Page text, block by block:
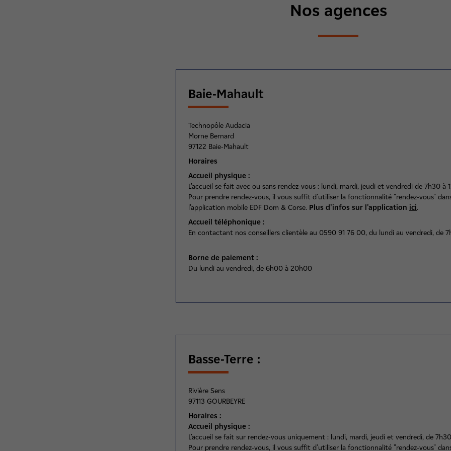
Nos agences
Baie-Mahault
Technopôle Audacia
Morne Bernard
97122 Baie-Mahault
Horaires
Accueil physique :
L'accueil se fait avec ou sans rendez-vous : lundi, mardi, jeudi et vendredi de 7h30 à
Pour prendre rendez-vous, il vous suffit d'utiliser la fonctionnalité "rendez-vous"
l'application mobile EDF Dom & Corse. Plus d'infos sur l'application ici.
Accueil téléphonique :
En contactant nos conseillers clientèle au 0590 91 76 00, du lundi au vendredi, de
Borne de paiement :
Du lundi au vendredi, de 6h00 à 20h00
Basse-Terre :
Rivière Sens
97113 GOURBEYRE
Horaires :
Accueil physique :
L'accueil se fait sur rendez-vous uniquement : lundi, mardi, jeudi et vendredi, de
Pour prendre rendez-vous, il vous suffit d'utiliser la fonctionnalité "rendez-vous"